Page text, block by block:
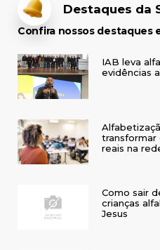
Destaques da
Confira nossos destaques
IAB leva
evidências
transformar
reais na
Como sair
crianças
Jesus